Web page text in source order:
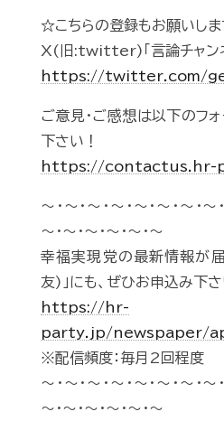
☆こちらの登録もお願いしま
X(旧:twitter)「言論チャン
https://twitter.com/
ご意見・ご感想は以下のフ
下さい！
https://contactus.hr-
～・～・～・～・～・～・～・～
～・～・～・～・～・～
幸福実現党の最新情報が
友)」にも、ぜひお申込み下さ
https://hr-
party.jp/newspaper/
※配信頻度：毎月2回程度
～・～・～・～・～・～・～・～
～・～・～・～・～・～